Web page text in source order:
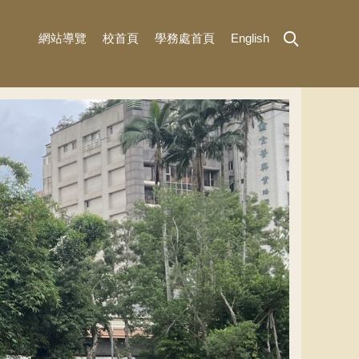
網站導覽 校首頁 學務處首頁 English